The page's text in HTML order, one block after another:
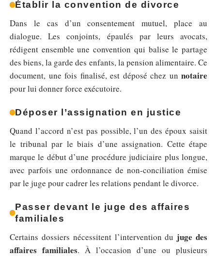
Établir la convention de divorce
Dans le cas d’un consentement mutuel, place au
dialogue. Les conjoints, épaulés par leurs avocats,
rédigent ensemble une convention qui balise le partage
des biens, la garde des enfants, la pension alimentaire. Ce
document, une fois finalisé, est déposé chez un notaire
pour lui donner force exécutoire.
Déposer l’assignation en justice
Quand l’accord n’est pas possible, l’un des époux saisit
le tribunal par le biais d’une assignation. Cette étape
marque le début d’une procédure judiciaire plus longue,
avec parfois une ordonnance de non-conciliation émise
par le juge pour cadrer les relations pendant le divorce.
Passer devant le juge des affaires
familiales
Certains dossiers nécessitent l’intervention du juge des
affaires familiales. À l’occasion d’une ou plusieurs